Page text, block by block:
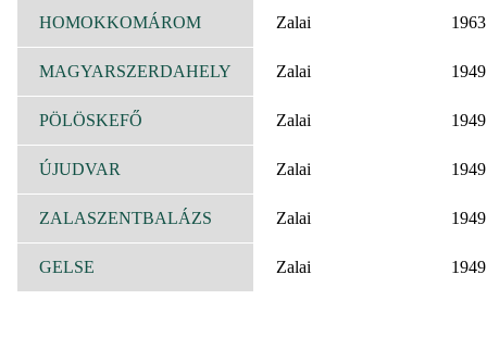
HOMOKKOMÁROM Zalai 1963
MAGYARSZERDAHELY Zalai 1949
PÖLÖSKEFŐ Zalai 1949
ÚJUDVAR Zalai 1949
ZALASZENTBALÁZS Zalai 1949
GELSE Zalai 1949